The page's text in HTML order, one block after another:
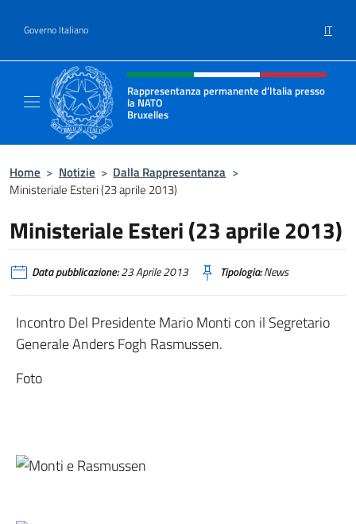
Governo Italiano IT
Intestazione sito, social e menù
Rappresentanza permanente d’Italia presso
la NATO
Bruxelles
Il sito ufficiale della Rappresentanza
Home > Notizie > Dalla Rappresentanza >
Ministeriale Esteri (23 aprile 2013)
Ministeriale Esteri (23 aprile 2013)
Data pubblicazione:23 Aprile 2013 Tipologia:News
Incontro Del Presidente Mario Monti con il Segretario
Generale Anders Fogh Rasmussen.
Foto